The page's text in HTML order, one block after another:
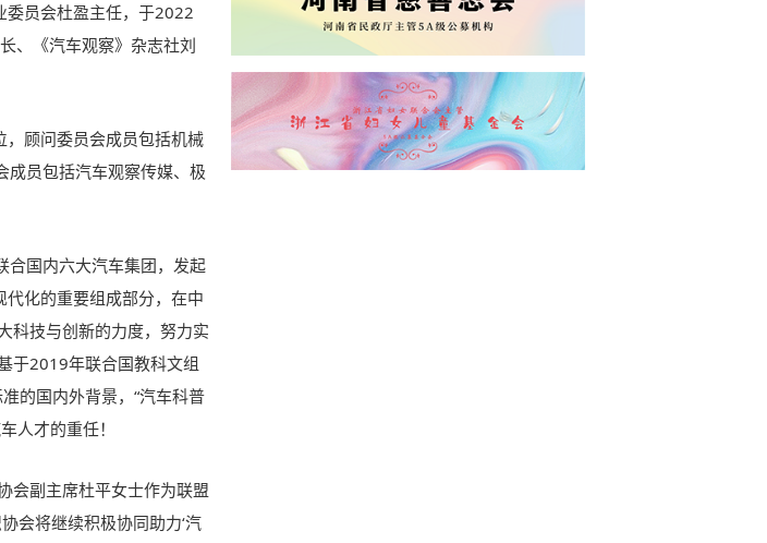
委员会杜盈主任，于2022
、《汽车观察》杂志社刘
，顾问委员会成员包括机械
成员包括汽车观察传媒、极
合国内六大汽车集团，发起
代化的重要组成部分，在中
科技与创新的力度，努力实
于2019年联合国教科文组
的国内外背景，“汽车科普
人才的重任！
会副主席杜平女士作为联盟
会将继续积极协同助力‘汽